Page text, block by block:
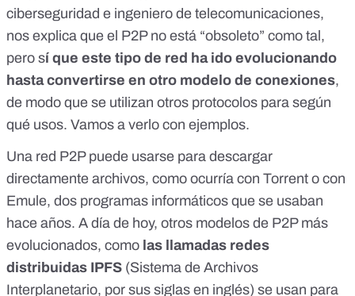
ciberseguridad e ingeniero de telecomunicaciones,
nos explica que el P2P no está “obsoleto” como tal,
pero sí que este tipo de red ha ido evolucionando
hasta convertirse en otro modelo de conexiones,
de modo que se utilizan otros protocolos para según
qué usos. Vamos a verlo con ejemplos.
Una red P2P puede usarse para descargar
directamente archivos, como ocurría con Torrent o con
Emule, dos programas informáticos que se usaban
hace años. A día de hoy, otros modelos de P2P más
evolucionados, como las llamadas redes
distribuidas IPFS (Sistema de Archivos
Interplanetario, por sus siglas en inglés) se usan para